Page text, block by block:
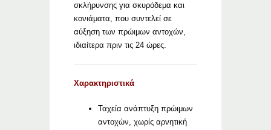
σκλήρυνσης για σκυρόδεμα και
κονιάματα, που συντελεί σε
αύξηση των πρώιμων αντοχών,
ιδιαίτερα πριν τις 24 ώρες.
Χαρακτηριστικά
Ταχεία ανάπτυξη πρώιμων
αντοχών, χωρίς αρνητική